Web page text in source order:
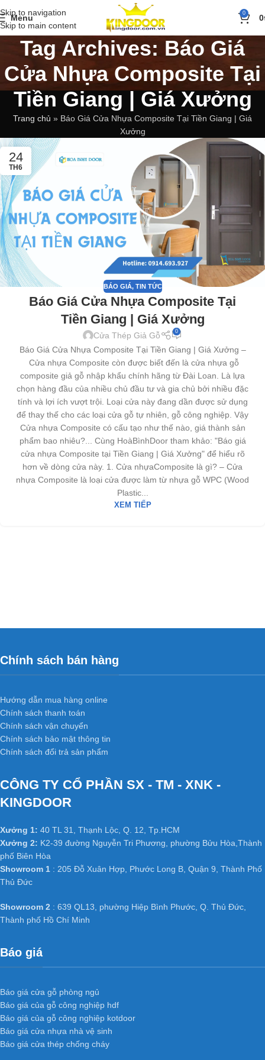
Skip to navigation
Skip to main content
Menu 0 0
Tag Archives: Báo Giá
Cửa Nhựa Composite Tại
Tiền Giang | Giá Xưởng
Trang chủ » Báo Giá Cửa Nhựa Composite Tại Tiền Giang | Giá
Xưởng
24
TH6
BÁO GIÁ, TIN TỨC
Báo Giá Cửa Nhựa Composite Tại
Tiền Giang | Giá Xưởng
Cửa Thép Giả Gỗ 0
Báo Giá Cửa Nhựa Composite Tại Tiền Giang | Giá Xưởng –
Cửa nhựa Composite còn được biết đến là cửa nhựa gỗ
composite giả gỗ nhập khẩu chính hãng từ Đài Loan. Là lựa
chọn hàng đầu của nhiều chủ đầu tư và gia chủ bởi nhiều đặc
tính và lợi ích vượt trội. Loại cửa này đang dần được sử dụng
để thay thế cho các loại cửa gỗ tự nhiên, gỗ công nghiệp. Vậy
Cửa nhựa Composite có cấu tạo như thế nào, giá thành sản
phẩm bao nhiêu?... Cùng HoàBìnhDoor tham khảo: "Báo giá
cửa nhựa Composite tại Tiền Giang | Giá Xưởng" để hiểu rõ
hơn về dòng cửa này. 1. Cửa nhựaComposite là gì? – Cửa
nhựa Composite là loại cửa được làm từ nhựa gỗ WPC (Wood
Plastic...
XEM TIẾP
Chính sách bán hàng
Hướng dẫn mua hàng online
Chính sách thanh toán
Chính sách vận chuyển
Chính sách bảo mật thông tin
Chính sách đổi trả sản phẩm
CÔNG TY CỔ PHẦN SX - TM - XNK -
KINGDOOR
Xưởng 1: 40 TL 31, Thạnh Lộc, Q. 12, Tp.HCM
Xưởng 2: K2-39 đường Nguyễn Tri Phương, phường Bửu Hòa,Thành
phố Biên Hòa
Showroom 1 : 205 Đỗ Xuân Hợp, Phước Long B, Quận 9, Thành Phố
Thủ Đức
Showroom 2 : 639 QL13, phường Hiệp Bình Phước, Q. Thủ Đức,
Thành phố Hồ Chí Minh
Báo giá
Báo giá cửa gỗ phòng ngủ
Báo giá của gỗ công nghiệp hdf
Báo giá của gỗ công nghiệp kotdoor
Báo giá cửa nhựa nhà vệ sinh
Báo giá cửa thép chống cháy